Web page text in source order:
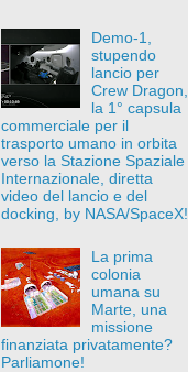
Demo-1,
stupendo
lancio per
Crew Dragon,
la 1° capsula
commerciale per il
trasporto umano in orbita
verso la Stazione Spaziale
Internazionale, diretta
video del lancio e del
docking, by NASA/SpaceX!
La prima
colonia
umana su
Marte, una
missione
finanziata privatamente?
Parliamone!